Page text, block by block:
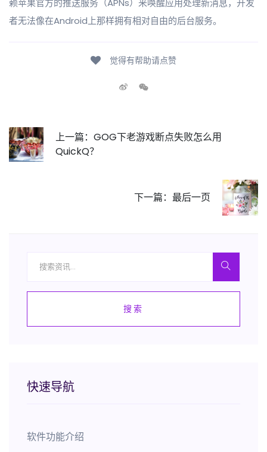
赖苹果官方的推送服务（APNs）来唤醒应用处理新消息，开发
者无法像在Android上那样拥有相对自由的后台服务。
觉得有帮助请点赞
上一篇：GOG下老游戏断点失败怎么用
QuickQ？
下一篇：最后一页
搜索
快速导航
软件功能介绍